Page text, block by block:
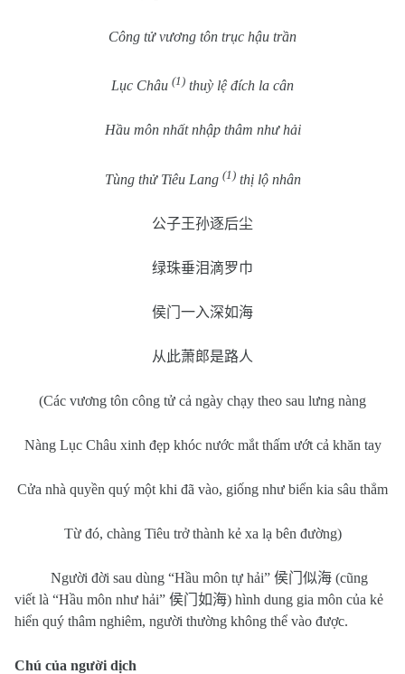
Công tử vương tôn trục hậu trần
Lục Châu (1) thuỳ lệ đích la cân
Hầu môn nhất nhập thâm như hải
Tùng thử Tiêu Lang (1)thị lộ nhân
公子王孙逐后尘
绿珠垂泪滴罗巾
侯门一入深如海
从此萧郎是路人
(Các vương tôn công tử cả ngày chạy theo sau lưng nàng
Nàng Lục Châu xinh đẹp khóc nước mắt thấm ướt cả khăn tay
Cửa nhà quyền quý một khi đã vào, giống như biển kia sâu thẳm
Từ đó, chàng Tiêu trở thành kẻ xa lạ bên đường)
Người đời sau dùng “Hầu môn tự hải” 侯门似海 (cũng
viết là “Hầu môn như hải” 侯门如海) hình dung gia môn của kẻ
hiển quý thâm nghiêm, người thường không thể vào được.
Chú của người dịch